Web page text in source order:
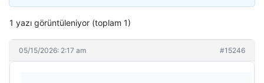
1 yazı görüntüleniyor (toplam 1)
05/15/2026: 2:17 am #15246